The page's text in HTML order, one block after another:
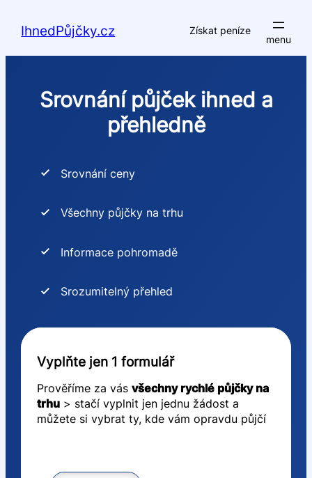
IhnedPůjčky.cz Získat peníze
Srovnání půjček ihned a
přehledně
Srovnání ceny
Všechny půjčky na trhu
Informace pohromadě
Srozumitelný přehled
Vyplňte jen 1 formulář
Prověříme za vás všechny rychlé půjčky na
trhu> stačí vyplnit jen jednu žádost a
můžete si vybrat ty, kde vám opravdu půjčí